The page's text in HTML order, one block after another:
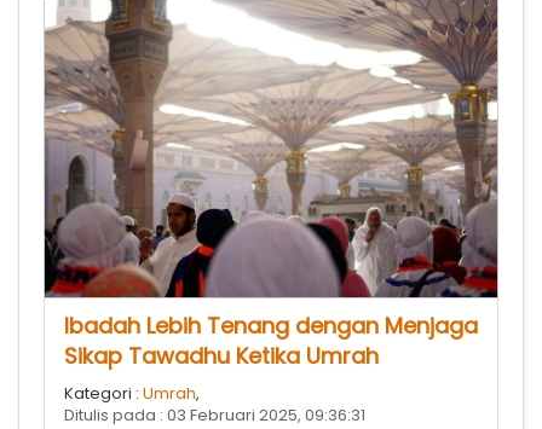
Ibadah Lebih Tenang dengan Menjaga
Sikap Tawadhu Ketika Umrah
Kategori : Umrah,
Ditulis pada : 03 Februari 2025, 09:36:31